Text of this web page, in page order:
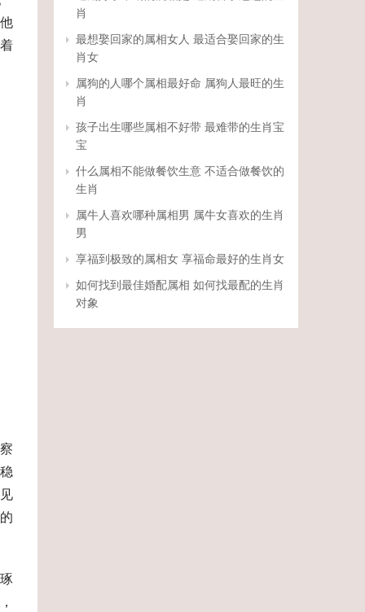
，
肖
最想娶回家的属相女人 最适合娶回家的生
肖女
属狗的人哪个属相最好命 属狗人最旺的生
肖
孩子出生哪些属相不好带 最难带的生肖宝
宝
什么属相不能做餐饮生意 不适合做餐饮的
生肖
属牛人喜欢哪种属相男 属牛女喜欢的生肖
男
享福到极致的属相女 享福命最好的生肖女
如何找到最佳婚配属相 如何找最配的生肖
对象